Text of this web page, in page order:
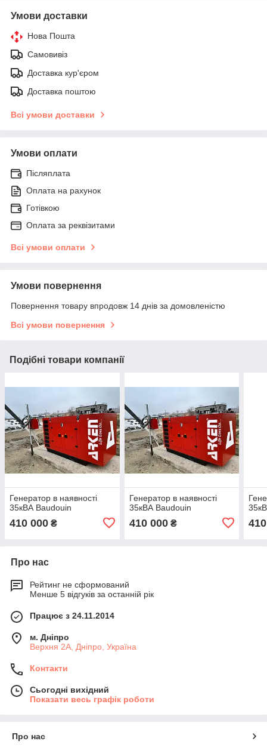
Умови доставки
Нова Пошта
Самовивіз
Доставка кур'єром
Доставка поштою
Всі умови доставки
Умови оплати
Післяплата
Оплата на рахунок
Готівкою
Оплата за реквізитами
Всі умови оплати
Умови повернення
Повернення товару впродовж 14 днів за домовленістю
Всі умови повернення
Подібні товари компанії
Генератор в наявності
35кВА Baudouin
410 000 ₴
Генератор в наявності
35кВА Baudouin
410 000₴
Про нас
Рейтинг не сформований
Менше 5 відгуків за останній рік
Працює з 24.11.2014
м. Дніпро
Верхня 2А, Дніпро, Україна
Контакти
Сьогодні вихідний
Показати весь графік роботи
Про нас